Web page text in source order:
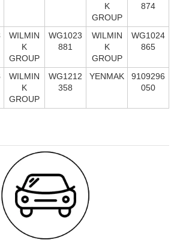
K
GROUP
874
WILMIN
K
GROUP
WG1023
881
WILMIN
K
GROUP
WG1024
865
WILMIN
K
GROUP
WG1212
358
YENMAK
9109296
050